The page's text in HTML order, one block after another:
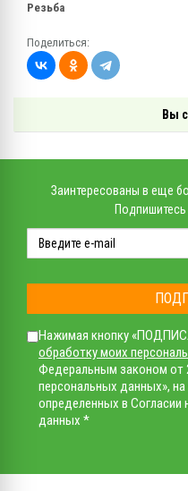
Резьба
Поделиться:
Вы
Заинтересованы в еще
Нажимая кнопку
обработку моих
Федеральным законом от
персональных данных», на
определенных в Согласии
данных *